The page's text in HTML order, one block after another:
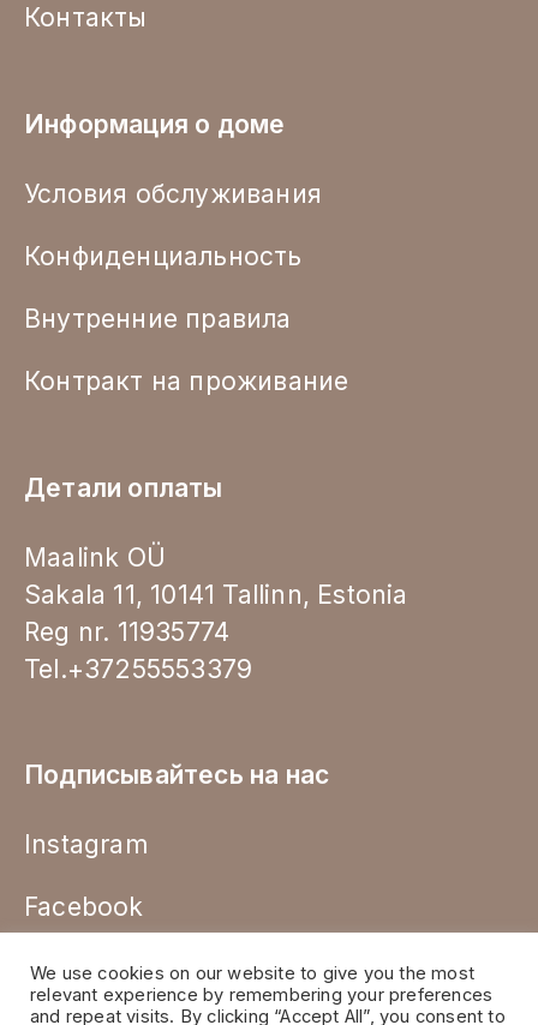
Контакты
Информация о доме
Условия обслуживания
Конфиденциальность
Внутренние правила
Контракт на проживание
Детали оплаты
Maalink OÜ
Sakala 11, 10141 Tallinn, Estonia
Reg nr. 11935774
Tel.+37255553379
Подписывайтесь на нас
Instagram
Facebook
We use cookies on our website to give you the most
relevant experience by remembering your preferences
and repeat visits. By clicking “Accept All”, you consent to